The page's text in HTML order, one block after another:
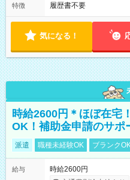
特徴 履歴書不要
気になる！
時給2600円＊ほぼ在宅
OK！補助金申請のサポ
派遣 職種未経験OK ブランク
給与
時給2600円